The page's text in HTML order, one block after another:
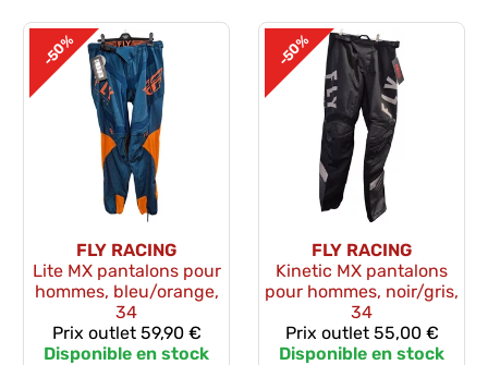
-50%
FLY RACING
Lite MX pantalons pour
hommes, bleu/orange,
34
Prix outlet59,90 €
Disponible en stock
-50%
FLY RACING
Kinetic MX pantalons
pour hommes, noir/gris,
34
Prix outlet55,00 €
Disponible en stock